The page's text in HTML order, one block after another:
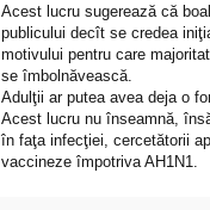
Acest lucru sugerează că
publicului decît se credea
motivului pentru care
se îmbolnăvească.
Adulţii ar putea avea deja o
Acest lucru nu înseamnă,
în faţa infecţiei, cercetătorii
vaccineze împotriva AH1N1.